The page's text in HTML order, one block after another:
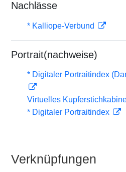
Nachlässe
* Kalliope-Verbund
Portrait(nachweise)
* Digitaler Portraitindex
Virtuelles
* Digitaler Portraitindex
Verknüpfungen